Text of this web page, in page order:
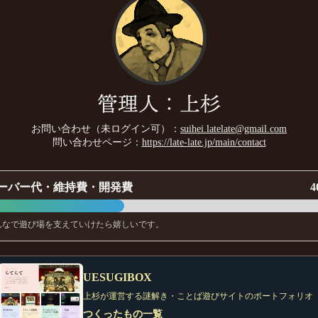
管理人：上杉
お問い合わせ（未ログイン可）： suihei.latelate@gmail.com
問い合わせページ： https://late-late.jp/main/contact
バー代・維持費・開発費
で遊び場を支えていけたら嬉しいです。
UESUGIBOX
上杉が運営する謎解き・ことば遊びサイトのポートフォリオ
つくったもの一覧